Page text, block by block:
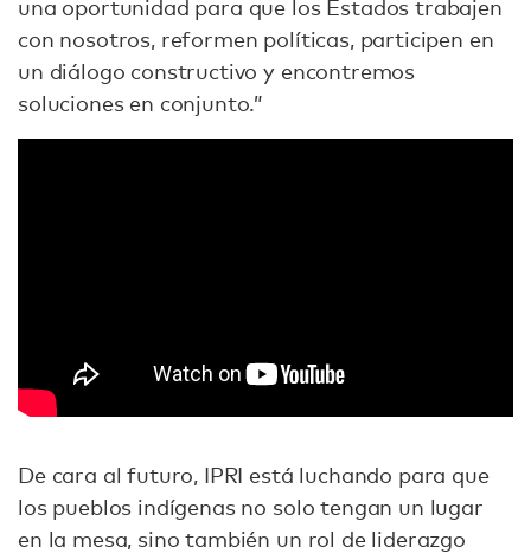
una oportunidad para que los Estados trabajen
con nosotros, reformen políticas, participen en
un diálogo constructivo y encontremos
soluciones en conjunto.”
De cara al futuro, IPRI está luchando para que
los pueblos indígenas no solo tengan un lugar
en la mesa, sino también un rol de liderazgo